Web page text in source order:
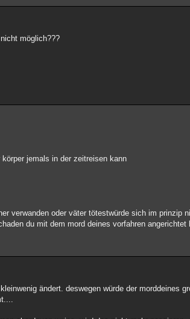
möglich???
jemals in der zeitreisen kann
verwanden oder väter tötestwürde sich im prinzip
du mit dem mord deines vorfahren angerichtet
ändert. deswegen würde der morddeines